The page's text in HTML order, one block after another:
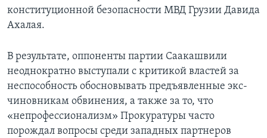
конституционной безопасности МВД Грузии Давида
Ахалая.
В результате, оппоненты партии Саакашвили
неоднократно выступали с критикой властей за
неспособность обосновывать предъявленные экс-
чиновникам обвинения, а также за то, что
«непрофессионализм» Прокуратуры часто
порождал вопросы среди западных партнеров